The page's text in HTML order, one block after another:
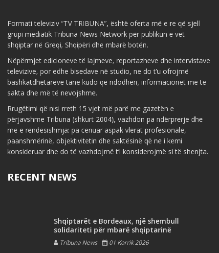
Formati televiziv “TV TRIBUNA”, është oferta më e re që sjell
grupi mediatik Tribuna News Network për publikun e vet
shqiptar në Greqi, Shqipëri dhe mbarë botën.
Nëpërmjet edicioneve të lajmeve, reportazheve dhe intervistave
televizive, por edhe bisedave në studio, ne do t’u ofrojmë
bashkatdhetarëve tanë kudo që ndodhen, informacionet më të
sakta dhe më të nevojshme.
Rrugëtimi që nisi rreth 15 vjet më parë me gazetën e
përjavshme Tribuna (shkurt 2004), vazhdon pa ndërprerje dhe
më e rëndësishmja: pa cënuar aspak vlerat profesionale,
paanshmërinë, objektivitetin dhe saktësinë që ne i kemi
konsideruar dhe do të vazhdojmë t’i konsiderojmë si të shenjta.
RECENT NEWS
Shqiptarët e Bordeaux, një shembull
solidariteti për mbarë shqiptarinë
Tribuna News 01 Korrik 2026